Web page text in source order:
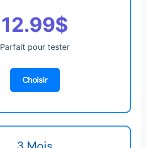
12.99$
Parfait pour tester
Choisir